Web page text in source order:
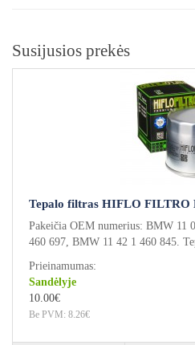
Susijusios prekės
Tepalo filtras HIFLO FILTRO
Pakeičia OEM numerius: BMW 11
460 697, BMW 11 42 1 460 845.
Prieinamumas:
Sandėlyje
10.00€
Be PVM: 8.26€